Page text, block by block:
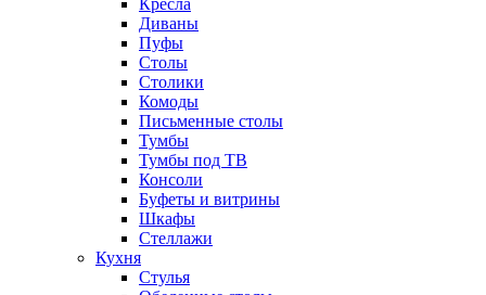
Кресла
Диваны
Пуфы
Столы
Столики
Комоды
Письменные столы
Тумбы
Тумбы под ТВ
Консоли
Буфеты и витрины
Шкафы
Стеллажи
Кухня
Стулья